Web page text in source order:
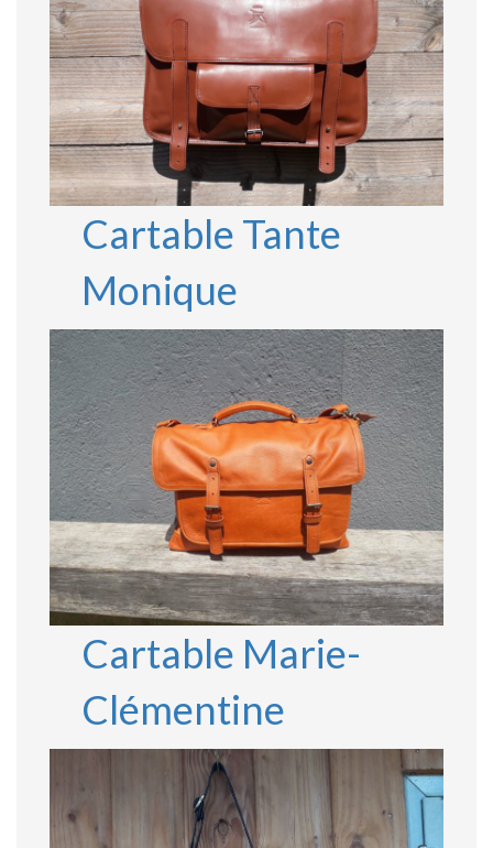
Cartable Tante
Monique
Cartable Marie-
Clémentine